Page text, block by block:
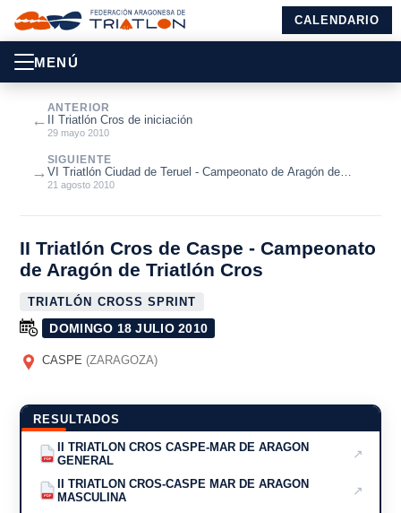
CALENDARIO
MENÚ
←
ANTERIOR
II Triatlón Cros de iniciación
29 mayo 2010
SIGUIENTE
VI Triatlón Ciudad de Teruel - Campeonato de Aragón de
Triatlón
21 agosto 2010
→
II Triatlón Cros de Caspe - Campeonato
de Aragón de Triatlón Cros
TRIATLÓN CROSS SPRINT
DOMINGO 18 JULIO 2010
CASPE (ZARAGOZA)
RESULTADOS
PDF
II TRIATLON CROS CASPE-MAR DE ARAGON
GENERAL
↗
PDF
II TRIATLON CROS-CASPE MAR DE ARAGON
MASCULINA
↗